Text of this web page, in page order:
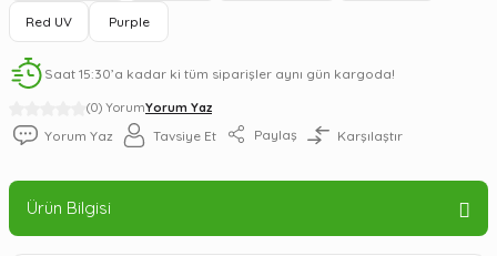
(0) YorumYorum Yaz
Red UV Purple
Saat 15:30’a kadar ki tüm siparişler aynı gün kargoda!
Yorum Yaz Tavsiye Et Paylaş Karşılaştır
Ürün Bilgisi